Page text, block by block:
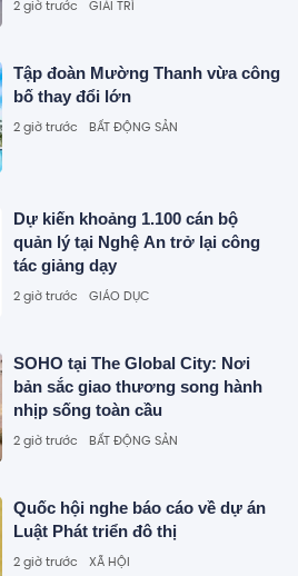
2 giờ trước GIẢI TRÍ
Tập đoàn Mường Thanh vừa công
bố thay đổi lớn
2 giờ trước BẤT ĐỘNG SẢN
Dự kiến khoảng 1.100 cán bộ
quản lý tại Nghệ An trở lại công
tác giảng dạy
2 giờ trước GIÁO DỤC
SOHO tại The Global City: Nơi
bản sắc giao thương song hành
nhịp sống toàn cầu
2 giờ trước BẤT ĐỘNG SẢN
Quốc hội nghe báo cáo về dự án
Luật Phát triển đô thị
2 giờ trước XÃ HỘI